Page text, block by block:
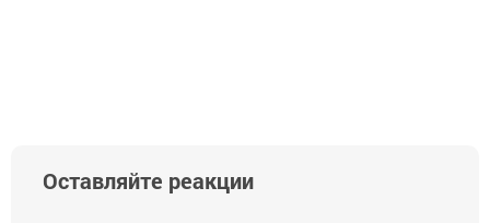
Оставляйте реакции